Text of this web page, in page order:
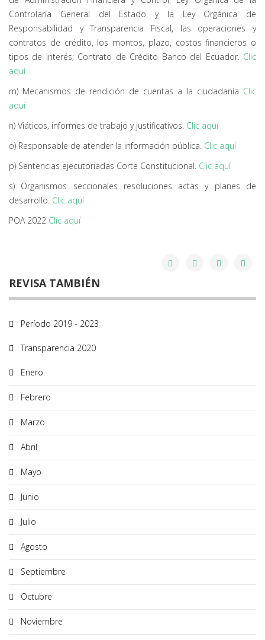
Controlaría General del Estado y la Ley Orgánica de
Responsabilidad y Transparencia Fiscal, las operaciones y
contratos de crédito, los montos, plazo, costos financieros o
tipos de interés; Contrato de Crédito Banco del Ecuador. Clic
aquí
m) Mecanismos de rendición de cuentas a la ciudadanía Clic
aquí
n) Viáticos, informes de trabajo y justificativos. Clic aquí
o) Responsable de atender la información pública. Clic aquí
p) Sentencias ejecutoriadas Corte Constitucional. Clic aquí
s) Organismos seccionales resoluciones actas y planes de
desarrollo. Clic aquí
POA 2022 Clic aquí
REVISA TAMBIÉN
Período 2019 - 2023
Transparencia 2020
Enero
Febrero
Marzo
Abril
Mayo
Junio
Julio
Agosto
Septiembre
Octubre
Noviembre